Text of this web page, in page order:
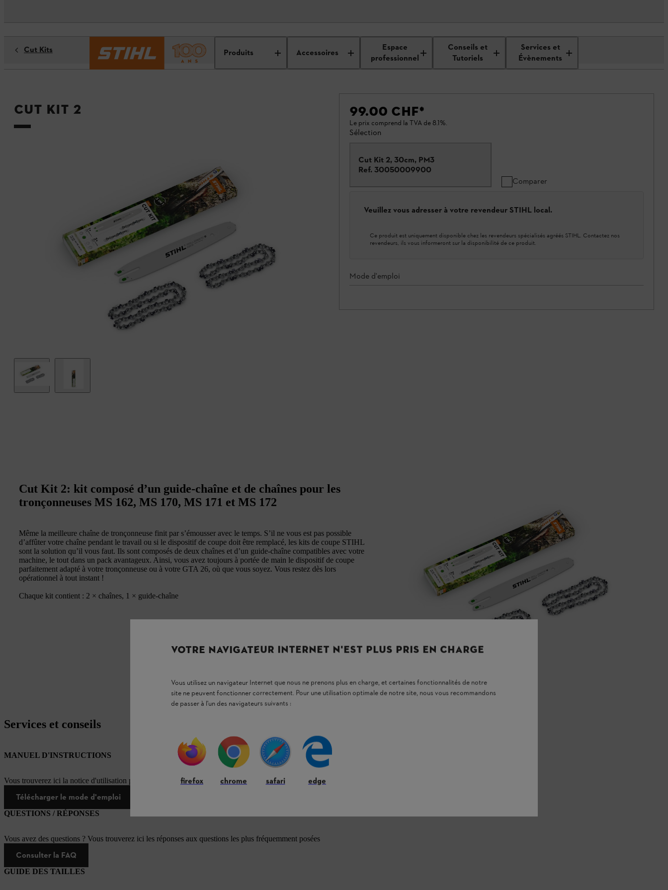
Produits Accessoires
Espace
professionnel
Conseils et
Tutoriels
Services et
Évènements
Cut Kits
Cut Kit 2 99.00 CHF*
Le prix comprend la TVA de 8.1%.
Sélection
Cut Kit 2, 30cm, PM3
Ref. 30050009900
Comparer
Veuillez vous adresser à votre revendeur STIHL local.
Ce produit est uniquement disponible chez les revendeurs spécialisés agréés STIHL. Contactez nos
revendeurs, ils vous informeront sur la disponibilité de ce produit.
Mode d'emploi
Cut Kit 2: kit composé d’un guide-chaîne et de chaînes pour les
tronçonneuses MS 162, MS 170, MS 171 et MS 172
Même la meilleure chaîne de tronçonneuse finit par s’émousser avec le temps. S’il ne vous est pas possible
d’affûter votre chaîne pendant le travail ou si le dispositif de coupe doit être remplacé, les kits de coupe STIHL
sont la solution qu’il vous faut. Ils sont composés de deux chaînes et d’un guide-chaîne compatibles avec votre
machine, le tout dans un pack avantageux. Ainsi, vous avez toujours à portée de main le dispositif de coupe
parfaitement adapté à votre tronçonneuse ou à votre GTA 26, où que vous soyez. Vous restez dès lors
opérationnel à tout instant !
Chaque kit contient : 2 × chaînes, 1 × guide-chaîne
Services et conseils
MANUEL D'INSTRUCTIONS
Vous trouverez ici la notice d'utilisation pour ce produit STIHL
Télécharger le mode d'emploi
QUESTIONS / RÉPONSES
Vous avez des questions ? Vous trouverez ici les réponses aux questions les plus fréquemment posées
Consulter la FAQ
GUIDE DES TAILLES
VOTRE NAVIGATEUR INTERNET N'EST PLUS PRIS EN CHARGE
Vous utilisez un navigateur Internet que nous ne prenons plus en charge, et certaines fonctionnalités de notre
site ne peuvent fonctionner correctement. Pour une utilisation optimale de notre site, nous vous recommandons
de passer à l'un des navigateurs suivants :
firefox chrome safari edge